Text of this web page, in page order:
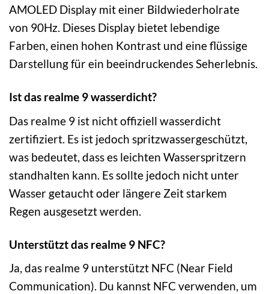
AMOLED Display mit einer Bildwiederholrate
von 90Hz. Dieses Display bietet lebendige
Farben, einen hohen Kontrast und eine flüssige
Darstellung für ein beeindruckendes Seherlebnis.
Ist das realme 9 wasserdicht?
Das realme 9 ist nicht offiziell wasserdicht
zertifiziert. Es ist jedoch spritzwassergeschützt,
was bedeutet, dass es leichten Wasserspritzern
standhalten kann. Es sollte jedoch nicht unter
Wasser getaucht oder längere Zeit starkem
Regen ausgesetzt werden.
Unterstützt das realme 9 NFC?
Ja, das realme 9 unterstützt NFC (Near Field
Communication). Du kannst NFC verwenden, um